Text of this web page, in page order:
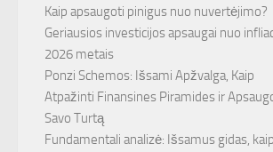
Kaip apsaugoti pinigus nuo nuvertėjimo?
Geriausios investicijos apsaugai nuo
2026 metais
Ponzi Schemos: Išsami Apžvalga, Kaip
Atpažinti Finansines Piramides ir
Savo Turtą
Fundamentali analizė: Išsamus gidas, kaip